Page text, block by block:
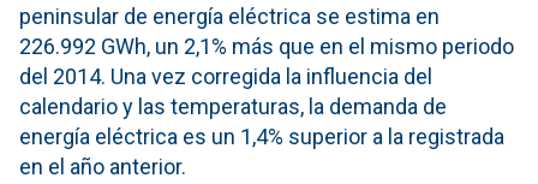
peninsular de energía eléctrica se estima en
226.992 GWh, un 2,1% más que en el mismo periodo
del 2014. Una vez corregida la influencia del
calendario y las temperaturas, la demanda de
energía eléctrica es un 1,4% superior a la registrada
en el año anterior.